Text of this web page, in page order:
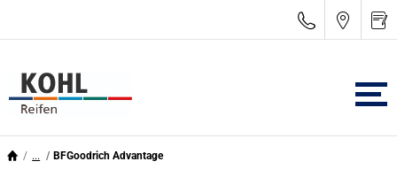
... BFGoodrich Advantage